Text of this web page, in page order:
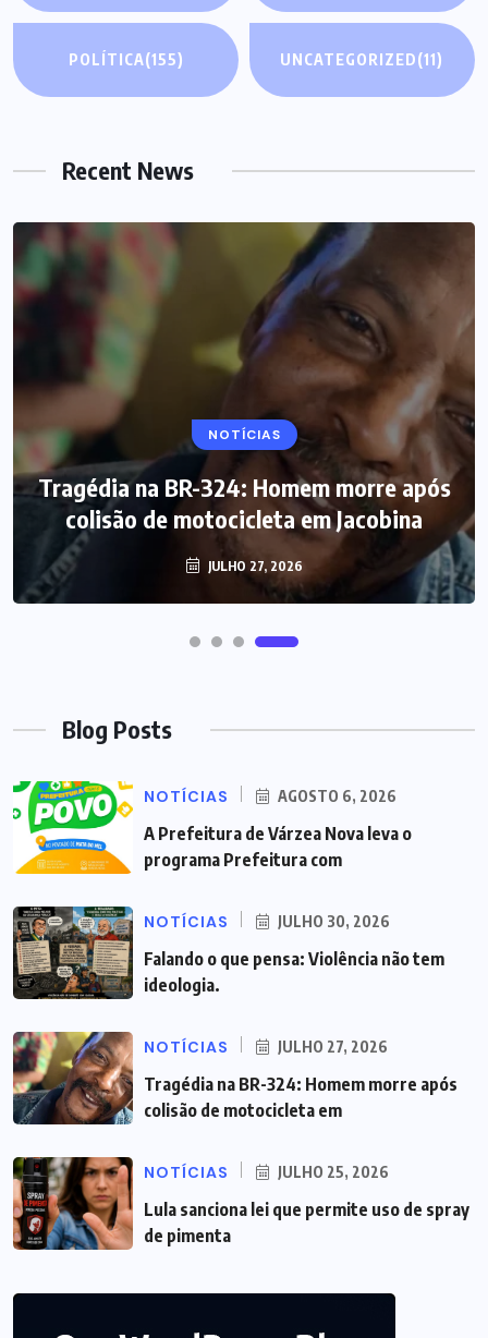
POLÍTICA(155) UNCATEGORIZED(11)
Recent News
NOTÍCIAS
Tragédia na BR-324: Homem morre após
colisão de motocicleta em Jacobina
JULHO 27, 2026
Blog Posts
NOTÍCIAS AGOSTO 6, 2026
A Prefeitura de Várzea Nova leva o
programa Prefeitura com
NOTÍCIAS JULHO 30, 2026
Falando o que pensa: Violência não tem
ideologia.
NOTÍCIAS JULHO 27, 2026
Tragédia na BR-324: Homem morre após
colisão de motocicleta em
NOTÍCIAS JULHO 25, 2026
Lula sanciona lei que permite uso de spray
de pimenta